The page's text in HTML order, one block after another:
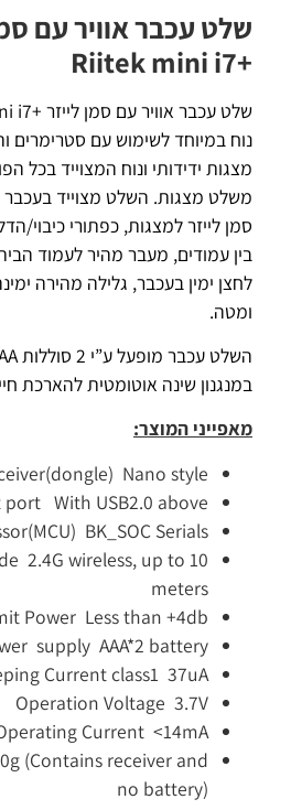
שלט עכבר אוויר עם
+Riitek mini i7
נוח במיוחד לשימוש עם סטרימרים
מצגות ידידותי ונוח המצוייד בכל
משלט מצגות. השלט מצוייד בעכבר
סמן לייזר למצגות, כפתורי
בין עמודים, מעבר מהיר לעמוד
לחצן ימין בעכבר, גלילה מהירה
ומטה.
השלט עכבר מופעל ע”י 2 סוללות
במנגנון שינה אוטומטית להארכת
מאפייני המוצר:
Nano style
port With USB2.0 above
BK_SOC Serials
2.4G wireless, up to 10
meters
Power Less than +4db
supply AAA*2 battery
Current class1 37uA
Operation Voltage 3.7V
Current <14mA
(Contains receiver and
no battery)